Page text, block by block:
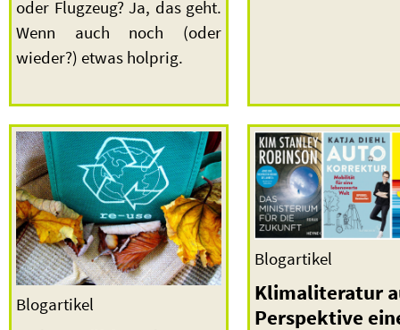
oder Flugzeug? Ja, das geht.
Wenn auch noch (oder
wieder?) etwas holprig.
Blogartikel
Blogartikel
Klimaliteratur
Perspektive